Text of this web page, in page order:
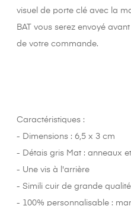
visuel de porte clé avec la
BAT vous serez envoyé
de votre commande.
Caractéristiques :
- Dimensions : 6,5 x 3 cm
- Détais gris Mat : anneaux
- Une vis à l'arrière
- Simili cuir de grande qualité
- 100% personnalisable :